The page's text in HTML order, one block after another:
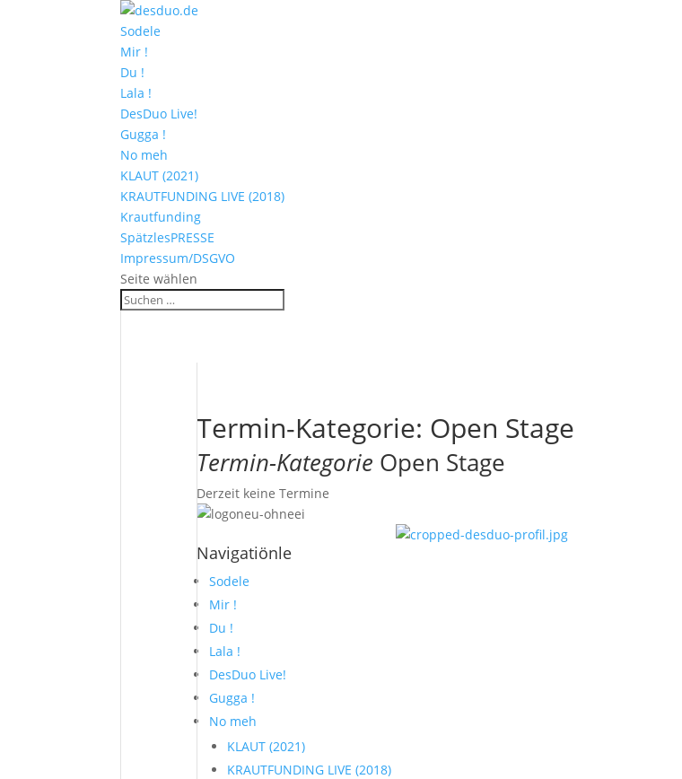
Sodele
Mir !
Du !
Lala !
DesDuo Live!
Gugga !
No meh
KLAUT (2021)
KRAUTFUNDING LIVE (2018)
Krautfunding
SpätzlesPRESSE
Impressum/DSGVO
Seite wählen
Termin-Kategorie: Open Stage
Termin-Kategorie Open Stage
Derzeit keine Termine
Navigatiönle
Sodele
Mir !
Du !
Lala !
DesDuo Live!
Gugga !
No meh
KLAUT (2021)
KRAUTFUNDING LIVE (2018)